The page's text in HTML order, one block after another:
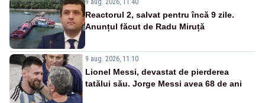
Reactorul 2, salvat pentru încă 9 zile.
Anunțul făcut de Radu Miruță
9 aug. 2026, 11:10
Lionel Messi, devastat de pierderea
tatălui său. Jorge Messi avea 68 de ani